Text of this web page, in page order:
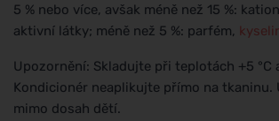
5 % nebo více, avšak méně než 15 %:
aktivní látky; méně než 5 %: parfém,
Upozornění: Skladujte při teplotách +5 °C
Kondicionér neaplikujte přímo na tkaninu.
mimo dosah dětí.